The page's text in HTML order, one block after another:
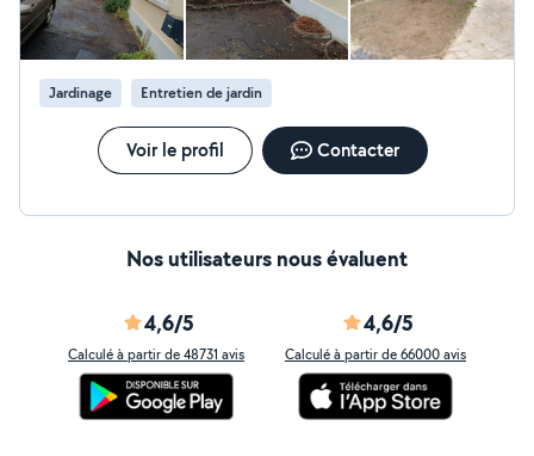
Jardinage Entretien de jardin
Voir le profil Contacter
Nos utilisateurs nous évaluent
4,6/5
Calculé à partir de 48731 avis
4,6/5
Calculé à partir de 66000 avis